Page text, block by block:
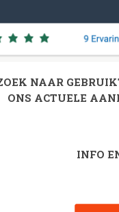
NAAR
ONS ACTUELE
INFO